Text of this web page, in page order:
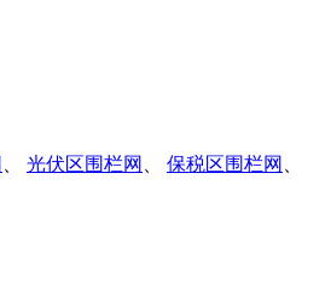
光伏区围栏网 保税区围栏网